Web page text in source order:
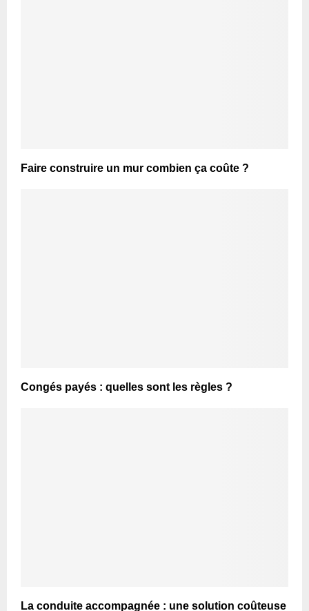
Faire construire un mur combien ça coûte ?
Congés payés : quelles sont les règles ?
La conduite accompagnée : une solution coûteuse